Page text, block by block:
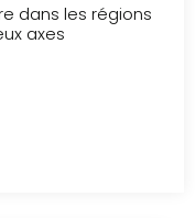
dans les régions
axes